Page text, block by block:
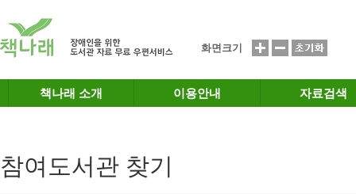
화면크기
책나래 소개 이용안내 자료검색
참여도서관 찾기